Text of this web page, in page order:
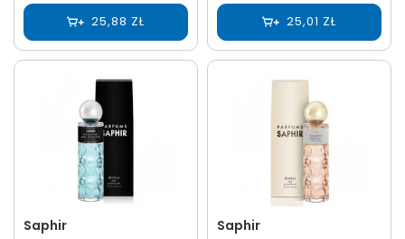
25,88 ZŁ 25,01 ZŁ
Saphir Saphir